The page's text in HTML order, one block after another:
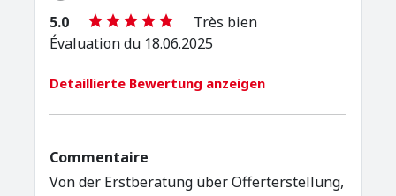
5.0
Très bien
Évaluation du 18.06.2025
Detaillierte Bewertung anzeigen
Commentaire
Von der Erstberatung über Offerterstellung,